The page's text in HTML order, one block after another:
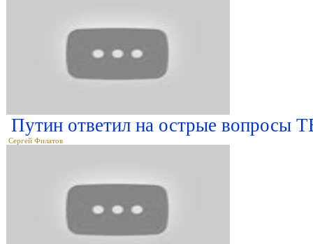
Путин ответил на острые вопросы
Сергей Филатов